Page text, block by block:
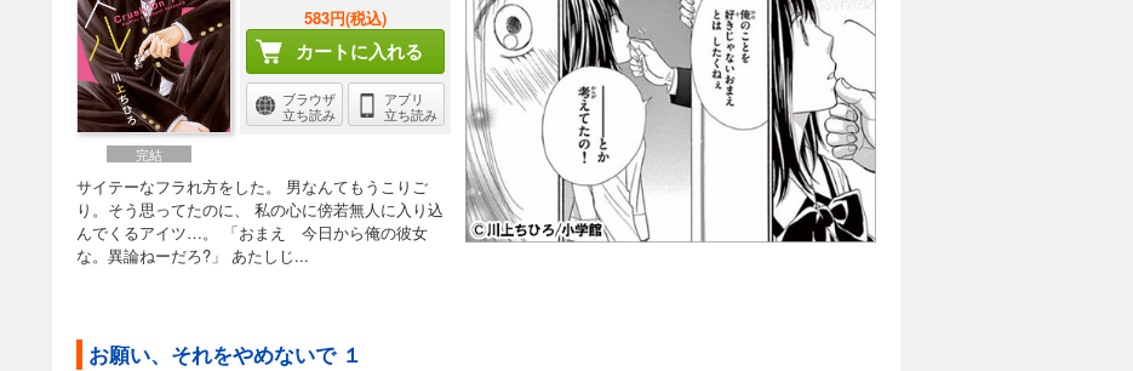
完結
583円(税込)
カートに入れる
アプリ
立ち読み
ブラウザ
立ち読み
サイテーなフラれ方をした。 男なんてもうこりご
り。そう思ってたのに、 私の心に傍若無人に入り込
んでくるアイツ…。 「おまえ 今日から俺の彼女
な。異論ねーだろ?」 あたしじ...
お願い、それをやめないで １